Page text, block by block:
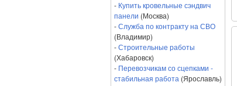
- Купить кровельные сэндвич
панели (Москва)
-Служба по контракту на СВО
(Владимир)
-Строительные работы
(Хабаровск)
- Перевозчикам со сцепками -
стабильная работа (Ярославль)